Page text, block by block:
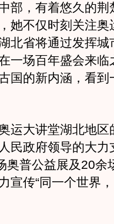
部，有着悠久的荆
她不仅时刻关注奥
北省将通过发挥城
一场百年盛会来临
国的新内涵，看到
大讲堂湖北地区
民政府领导的大力
奥普公益展及20余
宣传“同一个世界